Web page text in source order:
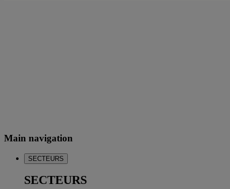
Main navigation
SECTEURS
SECTEURS